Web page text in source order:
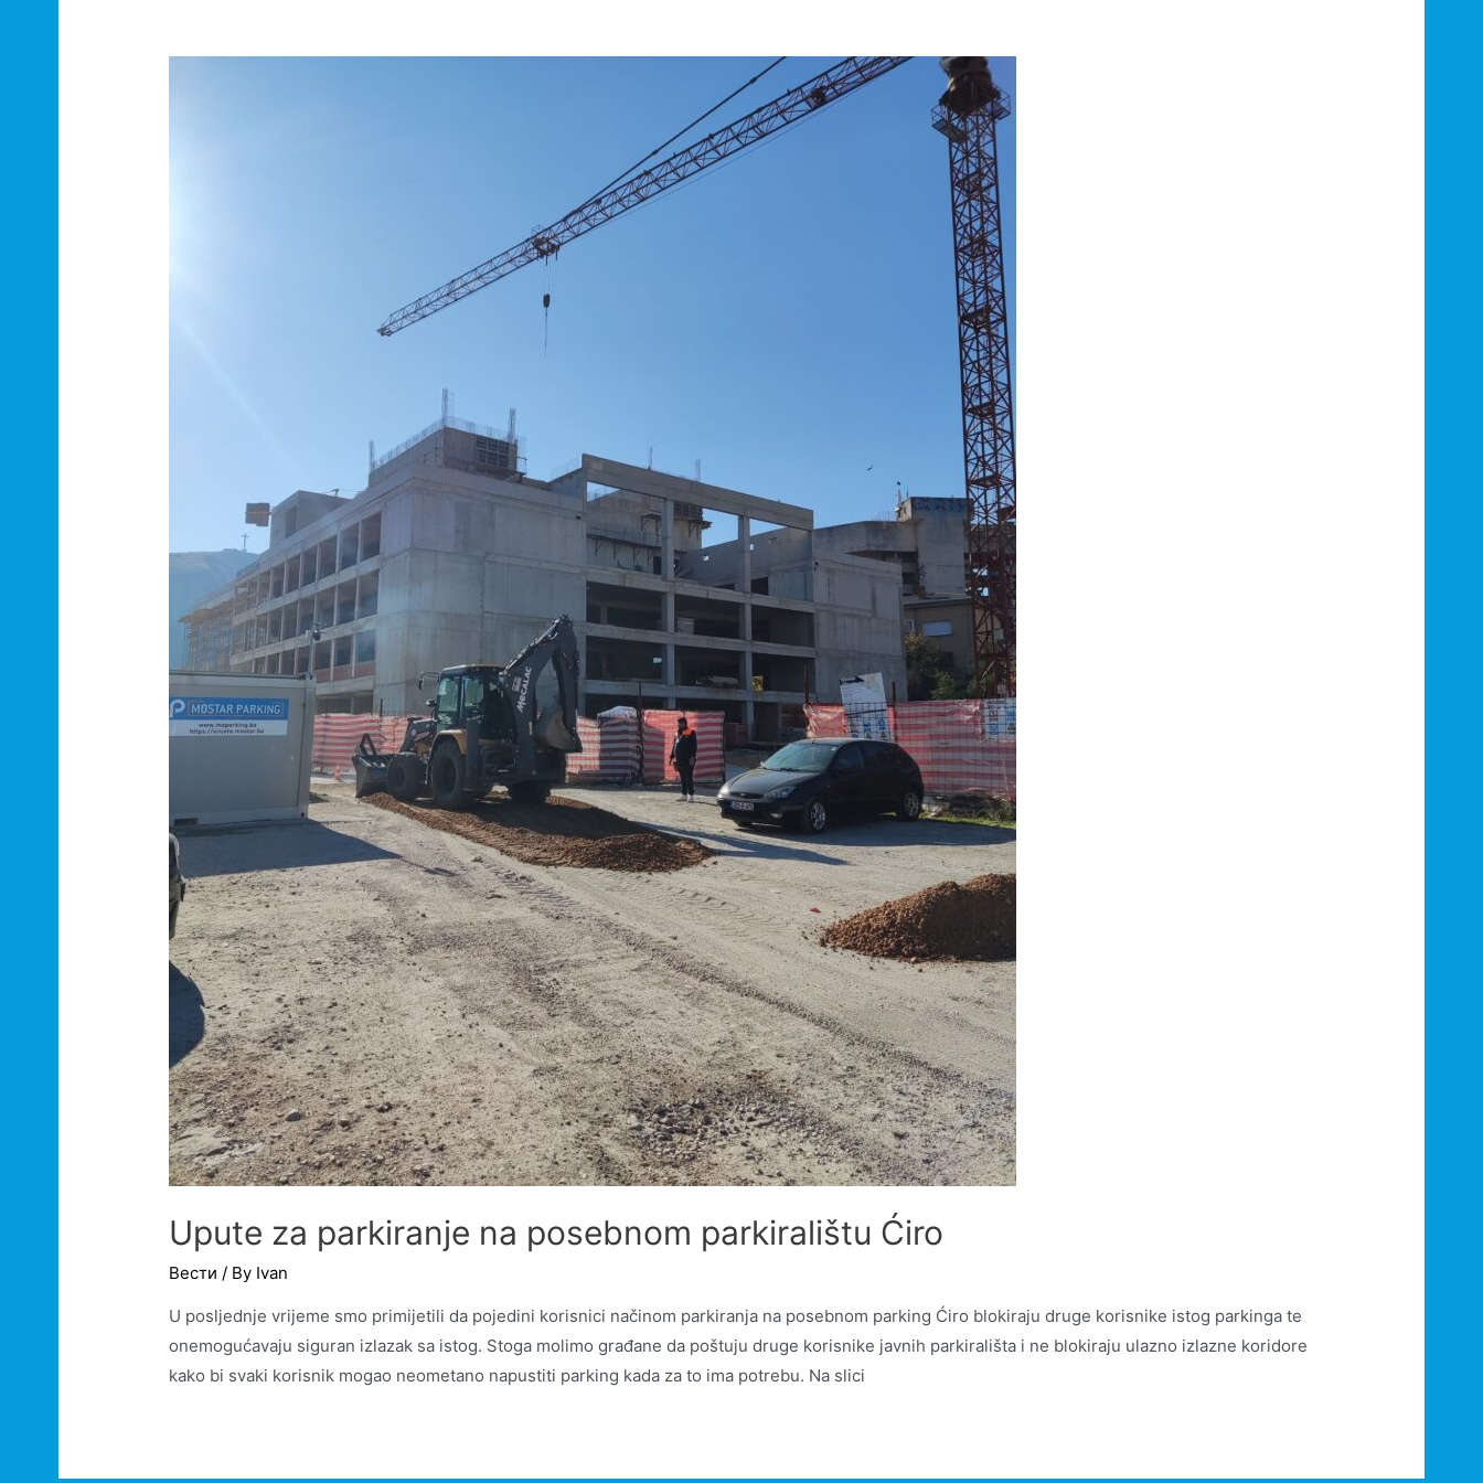
Upute za parkiranje na posebnom parkiralištu Ćiro
Вести / By Ivan
U posljednje vrijeme smo primijetili da pojedini korisnici načinom parkiranja na posebnom parking Ćiro blokiraju druge korisnike istog parkinga te
onemogućavaju siguran izlazak sa istog. Stoga molimo građane da poštuju druge korisnike javnih parkirališta i ne blokiraju ulazno izlazne koridore
kako bi svaki korisnik mogao neometano napustiti parking kada za to ima potrebu. Na slici